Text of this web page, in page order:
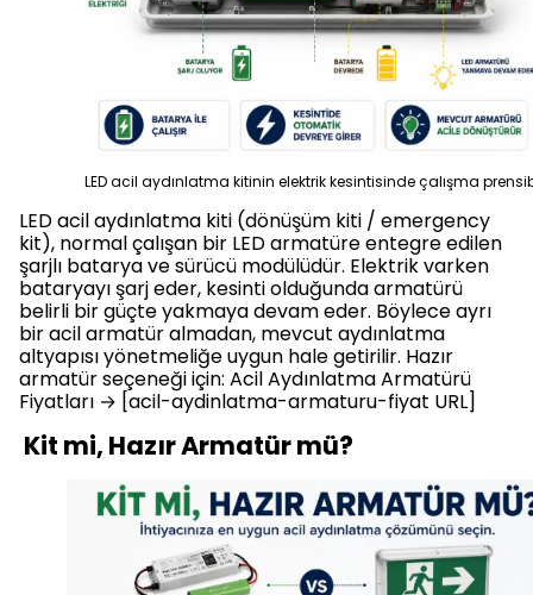
LED acil aydınlatma kitinin elektrik kesintisinde çalışma
LED acil aydınlatma kiti (dönüşüm kiti / emergency
kit), normal çalışan bir LED armatüre entegre edilen
şarjlı batarya ve sürücü modülüdür. Elektrik varken
bataryayı şarj eder, kesinti olduğunda armatürü
belirli bir güçte yakmaya devam eder. Böylece ayrı
bir acil armatür almadan, mevcut aydınlatma
altyapısı yönetmeliğe uygun hale getirilir. Hazır
armatür seçeneği için: Acil Aydınlatma Armatürü
Fiyatları → [acil-aydinlatma-armaturu-fiyat URL]
Kit mi, Hazır Armatür mü?